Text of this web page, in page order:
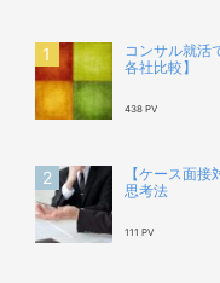
コンサル就活
各社比較】
438 PV
【ケース面
思考法
111 PV